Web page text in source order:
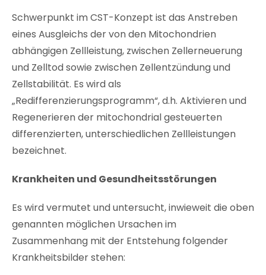
Schwerpunkt im CST-Konzept ist das Anstreben
eines Ausgleichs der von den Mitochondrien
abhängigen Zellleistung, zwischen Zellerneuerung
und Zelltod sowie zwischen Zellentzündung und
Zellstabilität. Es wird als
„Redifferenzierungsprogramm“, d.h. Aktivieren und
Regenerieren der mitochondrial gesteuerten
differenzierten, unterschiedlichen Zellleistungen
bezeichnet.
Krankheiten und Gesundheitsstörungen
Es wird vermutet und untersucht, inwieweit die oben
genannten möglichen Ursachen im
Zusammenhang mit der Entstehung folgender
Krankheitsbilder stehen: